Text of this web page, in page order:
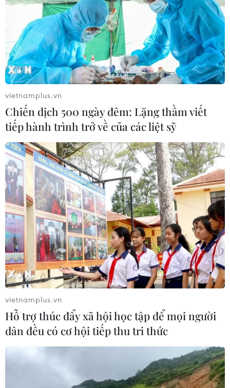
Thanh Hóa: Nhiều người vẫn sập bẫy "việc
nhẹ, lương cao" tại Campuchia
22/02/2025 08:16
Tại Campuchia, cơ bản những trường hợp này được
đưa vào làm việc tại các sòng bạc hoặc các trung tâm
lừa đảo trá hình trên không gian mạng xã hội do các
ông chủ là người nước ngoài điều hành.
vietnamplus.vn
Chiến dịch 500 ngày đêm: Lặng thầm viết
tiếp hành trình trở về của các liệt sỹ
vietnamplus.vn
Hỗ trợ thúc đẩy xã hội học tập để mọi người
dân đều có cơ hội tiếp thu tri thức